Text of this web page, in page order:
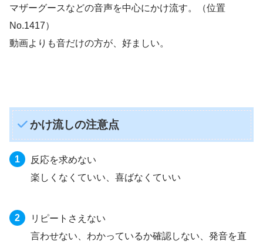
マザーグースなどの音声を中心にかけ流す。（位置
No.1417）
動画よりも音だけの方が、好ましい。
かけ流しの注意点
反応を求めない
楽しくなくていい、喜ばなくていい
リピートさえない
言わせない、わかっているか確認しない、発音を直